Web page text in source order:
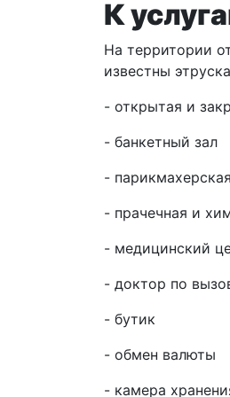
К
На территории
известны
- открытая и
- банкетный зал
- парикмахерская
- прачечная и
- медицинский
- доктор по
- бутик
- обмен валюты
- камера